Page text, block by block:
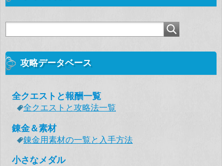
攻略データベース
全クエストと報酬一覧
全クエストと攻略法一覧
錬金＆素材
錬金用素材の一覧と入手方法
小さなメダル